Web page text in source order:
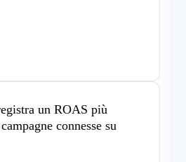
un ROAS più
connesse su